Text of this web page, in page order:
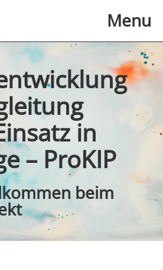
Menu
in
– ProKIP
beim